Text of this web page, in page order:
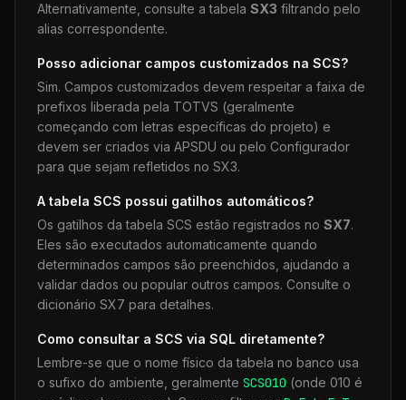
Alternativamente, consulte a tabela SX3 filtrando pelo
alias correspondente.
Posso adicionar campos customizados na SCS?
Sim. Campos customizados devem respeitar a faixa de
prefixos liberada pela TOTVS (geralmente
começando com letras específicas do projeto) e
devem ser criados via APSDU ou pelo Configurador
para que sejam refletidos no SX3.
A tabela SCS possui gatilhos automáticos?
Os gatilhos da tabela SCS estão registrados no SX7.
Eles são executados automaticamente quando
determinados campos são preenchidos, ajudando a
validar dados ou popular outros campos. Consulte o
dicionário SX7 para detalhes.
Como consultar a SCS via SQL diretamente?
Lembre-se que o nome físico da tabela no banco usa
o sufixo do ambiente, geralmente SCS010 (onde 010 é